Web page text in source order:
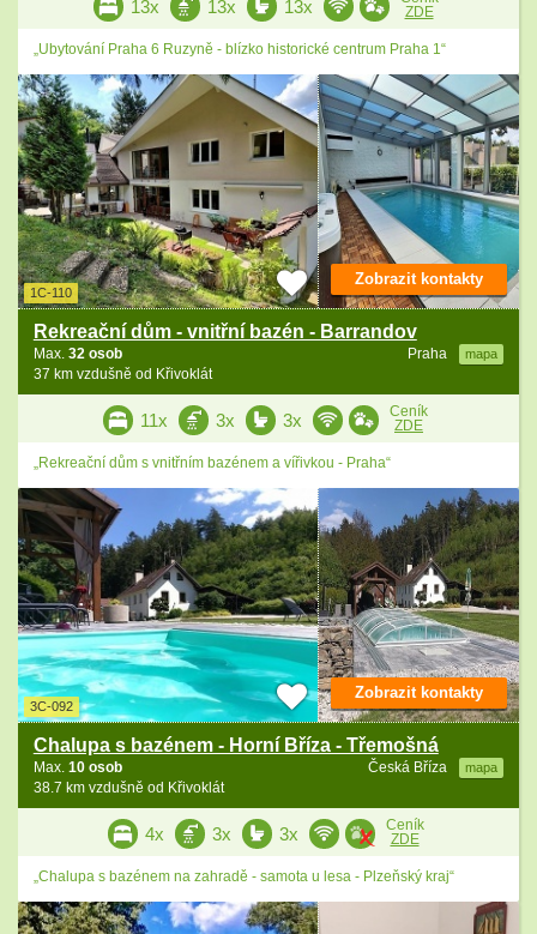
13x 13x 13x
ZDE
„Ubytování Praha 6 Ruzyně - blízko historické centrum Praha 1“
1C-110
Rekreační dům - vnitřní bazén - Barrandov
Praha mapa
Max. 32 osob
37 km vzdušně od Křivoklát
Zobrazit kontakty
11x 3x 3x
Ceník
ZDE
„Rekreační dům s vnitřním bazénem a vířivkou - Praha“
3C-092
Chalupa s bazénem - Horní Bříza - Třemošná
Česká Bříza mapa
Max. 10 osob
38.7 km vzdušně od Křivoklát
Zobrazit kontakty
4x 3x 3x
Ceník
ZDE
„Chalupa s bazénem na zahradě - samota u lesa - Plzeňský kraj“